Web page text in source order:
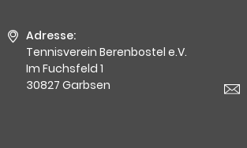
Adresse:
Tennisverein Berenbostel e.V.
Im Fuchsfeld 1
30827 Garbsen